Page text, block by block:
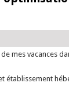
mes vacances
établissement